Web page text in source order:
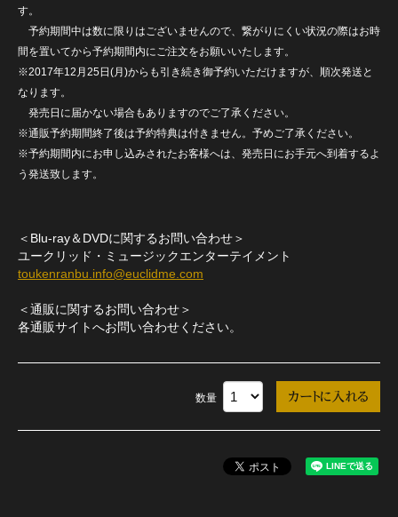
す。
予約期間中は数に限りはございませんので、繋がりにくい状況の際はお時
間を置いてから予約期間内にご注文をお願いいたします。
※2017年12月25日(月)からも引き続き御予約いただけますが、順次発送と
なります。
発売日に届かない場合もありますのでご了承ください。
※通販予約期間終了後は予約特典は付きません。予めご了承ください。
※予約期間内にお申し込みされたお客様へは、発売日にお手元へ到着するよ
う発送致します。
＜Blu-ray＆DVDに関するお問い合わせ＞
ユークリッド・ミュージックエンターテイメント
toukenranbu.info@euclidme.com
＜通販に関するお問い合わせ＞
各通販サイトへお問い合わせください。
数量